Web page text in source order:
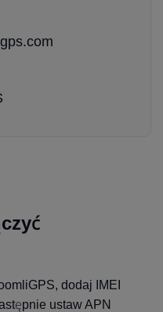
dodaj IMEI
ustaw APN